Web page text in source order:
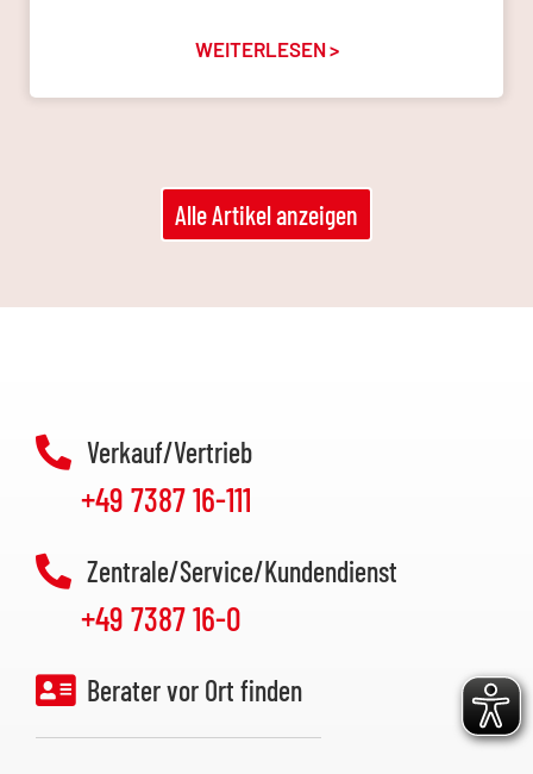
WEITERLESEN >
Alle Artikel anzeigen
Verkauf/Vertrieb
+49 7387 16-111
Zentrale/Service/Kundendienst
+49 7387 16-0
Berater vor Ort finden